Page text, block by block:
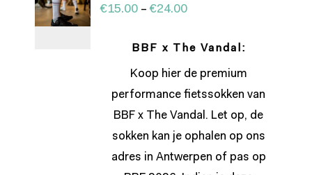
€15.00–€24.00
BBF x The Vandal:
Koop hier de premium
performance fietssokken van
BBF x The Vandal. Let op, de
sokken kan je ophalen op ons
adres in Antwerpen of pas op